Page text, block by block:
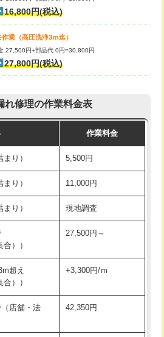
8,800円～
11,000円+材料費
） 16,500円+材料費
・デッキ
13,200円+材料費
付・デッキ
16,500円+材料費
トラップ
22,000円+材料費
） 11,000円+材料費
13,200円
16,800円(税込)
業（高圧洗浄3ｍ迄）
27,500円+部品代 0円=30,800円
27,800円(税込)
れ修理の作業料金表
作業料金
り） 5,500円
り） 11,000円
り） 現地調査
））
27,500円～
超え
））
+3,300円/ｍ
店舗・法
42,350円